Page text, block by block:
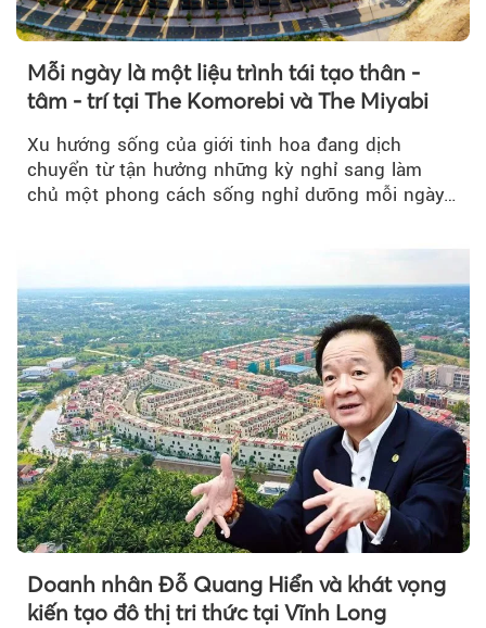
Mỗi ngày là một liệu trình tái tạo thân -
tâm - trí tại The Komorebi và The Miyabi
Xu hướng sống của giới tinh hoa đang dịch
chuyển từ tận hưởng những kỳ nghỉ sang làm
chủ một phong cách sống nghỉ dưỡng mỗi ngày…
Doanh nhân Đỗ Quang Hiển và khát vọng
kiến tạo đô thị tri thức tại Vĩnh Long